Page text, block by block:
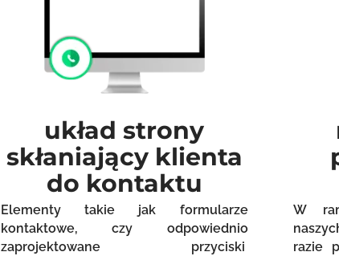
układ strony
skłaniający klienta
do kontaktu
Elementy takie jak formularze
kontaktowe, czy odpowiednio
zaprojektowane przyciski
W
razie